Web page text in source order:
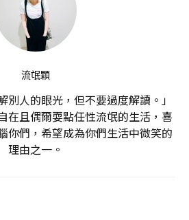
流氓顆
別人的眼光，但不要過度解讀。」
在且偶爾耍點任性流氓的生活，喜
你們，希望成為你們生活中微笑的
理由之一。